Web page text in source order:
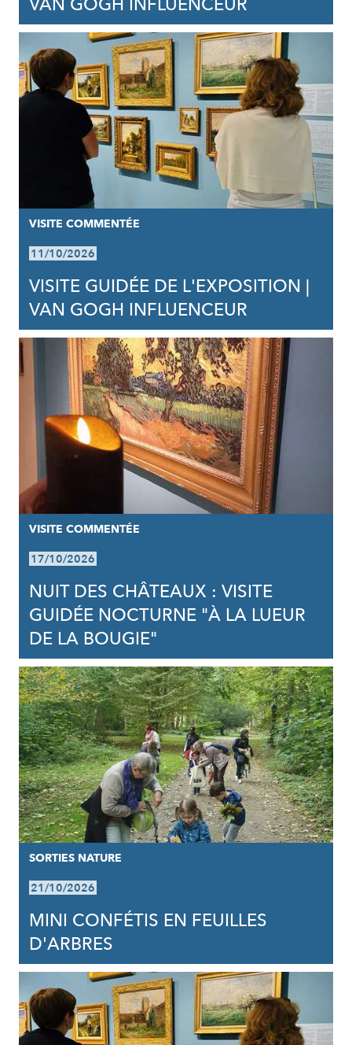
VAN GOGH INFLUENCEUR
VISITE COMMENTÉE
11/10/2026
VISITE GUIDÉE DE L'EXPOSITION |
VAN GOGH INFLUENCEUR
VISITE COMMENTÉE
17/10/2026
NUIT DES CHÂTEAUX : VISITE
GUIDÉE NOCTURNE "À LA LUEUR
DE LA BOUGIE"
SORTIES NATURE
21/10/2026
MINI CONFÉTIS EN FEUILLES
D'ARBRES